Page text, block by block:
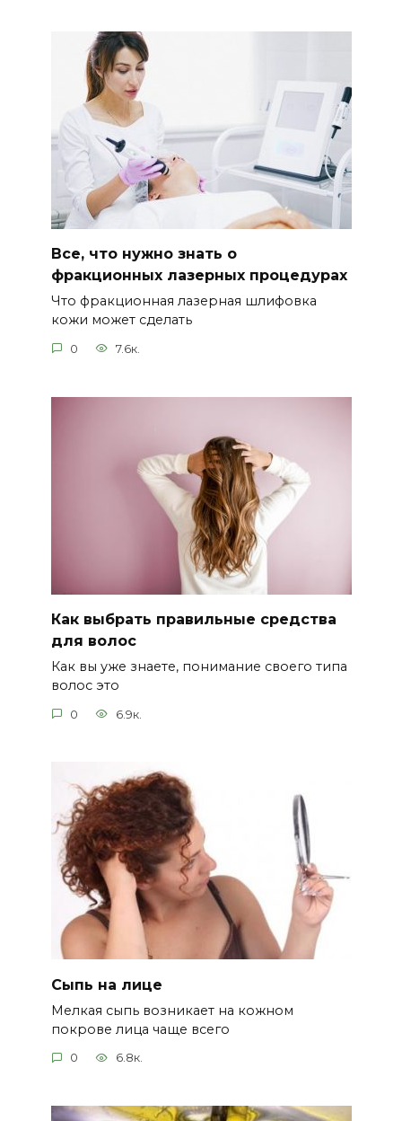
Все, что нужно знать о
фракционных лазерных процедурах
Что фракционная лазерная шлифовка
кожи может сделать
0 7.6к.
Как выбрать правильные средства
для волос
Как вы уже знаете, понимание своего типа
волос это
0 6.9к.
Сыпь на лице
Мелкая сыпь возникает на кожном
покрове лица чаще всего
0 6.8к.